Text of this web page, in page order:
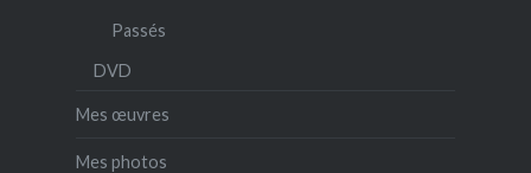
Passés
DVD
Mes œuvres
Mes photos